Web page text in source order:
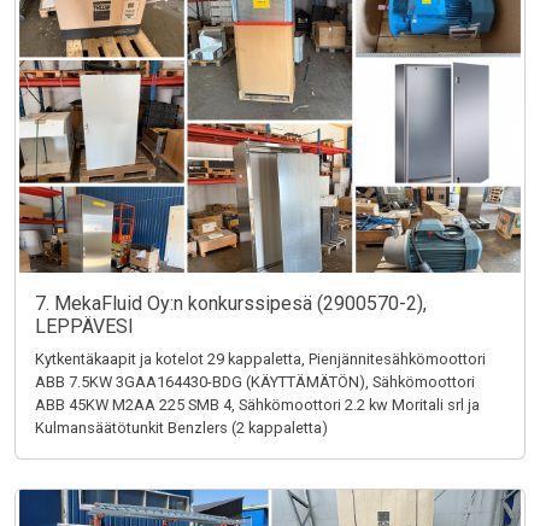
7. MekaFluid Oy:n konkurssipesä (2900570-2),
LEPPÄVESI
Kytkentäkaapit ja kotelot 29 kappaletta, Pienjännitesähkömoottori
ABB 7.5KW 3GAA164430-BDG (KÄYTTÄMÄTÖN), Sähkömoottori
ABB 45KW M2AA 225 SMB 4, Sähkömoottori 2.2 kw Moritali srl ja
Kulmansäätötunkit Benzlers (2 kappaletta)